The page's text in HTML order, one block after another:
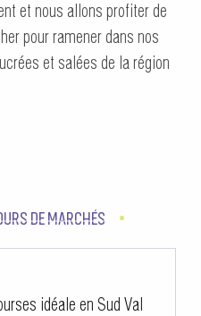
et nous allons profiter de
pour ramener dans nos
et salées de la région
DE MARCHÉS
idéale en Sud Val